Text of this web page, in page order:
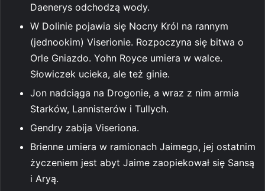
Daenerys odchodzą wody.
W Dolinie pojawia się Nocny Król na rannym
(jednookim) Viserionie. Rozpoczyna się bitwa o
Orle Gniazdo. Yohn Royce umiera w walce.
Słowiczek ucieka, ale też ginie.
Jon nadciąga na Drogonie, a wraz z nim armia
Starków, Lannisterów i Tullych.
Gendry zabija Viseriona.
Brienne umiera w ramionach Jaimego, jej ostatnim
życzeniem jest abyt Jaime zaopiekował się Sansą
i Aryą.